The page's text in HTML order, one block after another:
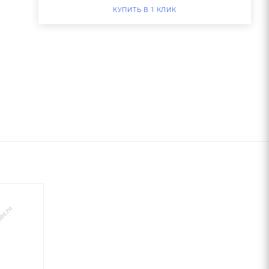
КУПИТЬ В 1 КЛИК